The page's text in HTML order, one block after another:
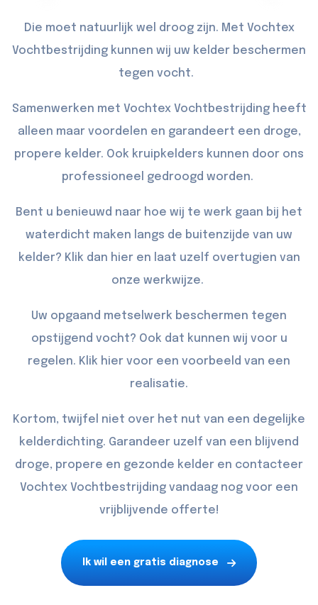
Die moet natuurlijk wel droog zijn. Met Vochtex
Vochtbestrijding kunnen wij uw kelder beschermen
tegen vocht.
Samenwerken met Vochtex Vochtbestrijding heeft
alleen maar voordelen en garandeert een droge,
propere kelder. Ook kruipkelders kunnen door ons
professioneel gedroogd worden.
Bent u benieuwd naar hoe wij te werk gaan bij het
waterdicht maken langs de buitenzijde van uw
kelder? Klik dan hieren laat uzelf overtugien van
onze werkwijze.
Uw opgaand metselwerk beschermen tegen
opstijgend vocht? Ook dat kunnen wij voor u
regelen. Klik hier voor een voorbeeld van een
realisatie.
Kortom, twijfel niet over het nut van een degelijke
kelderdichting. Garandeer uzelf van een blijvend
droge, propere en gezonde kelder en contacteer
Vochtex Vochtbestrijding vandaag nog voor een
vrijblijvende offerte!
Ik wil een gratis diagnose